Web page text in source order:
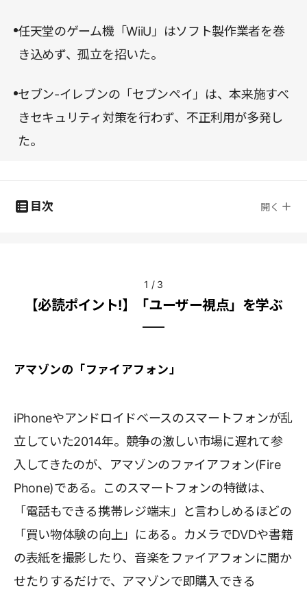
任天堂のゲーム機「WiiU」はソフト製作業者を巻
き込めず、孤立を招いた。
セブン-イレブンの「セブンペイ」は、本来施すべ
きセキュリティ対策を行わず、不正利用が多発し
た。
目次 開く
1 / 3
【必読ポイント!】「ユーザー視点」を学ぶ
アマゾンの「ファイアフォン」
iPhoneやアンドロイドベースのスマートフォンが乱
立していた2014年。競争の激しい市場に遅れて参
入してきたのが、アマゾンのファイアフォン(Fire
Phone)である。このスマートフォンの特徴は、
「電話もできる携帯レジ端末」と言わしめるほどの
「買い物体験の向上」にある。カメラでDVDや書籍
の表紙を撮影したり、音楽をファイアフォンに聞か
せたりするだけで、アマゾンで即購入できる